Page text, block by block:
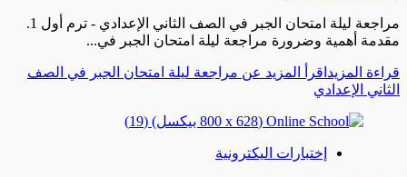
مراجعة ليلة امتحان الجبر في الصف الثاني الإعدادي - ترم أول 1.
مقدمة أهمية وضرورة مراجعة ليلة امتحان الجبر في...
قراءة المزيد اقرأ المزيد عن مراجعة ليلة امتحان الجبر في الصف
الثاني الإعدادي
إختبارات اليكترونية